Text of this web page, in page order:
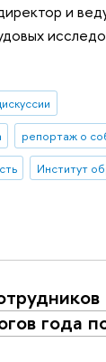
и
репортаж о
Институт
года